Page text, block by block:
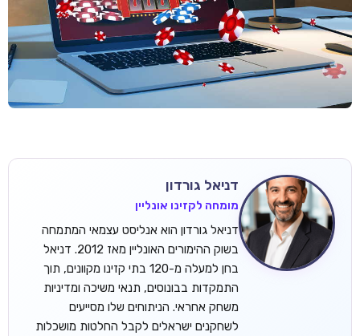
דניאל גורדון
מומחה לקזינו אונליין
דניאל גורדון הוא אנליסט עצמאי המתמחה
בשוק ההימורים האונליין מאז 2012. דניאל
בחן למעלה מ-120 בתי קזינו מקוונים, תוך
התמקדות בבונוסים, תנאי משיכה ומדיניות
משחק אחראי. הניתוחים שלו מסייעים
לשחקנים ישראלים לקבל החלטות מושכלות